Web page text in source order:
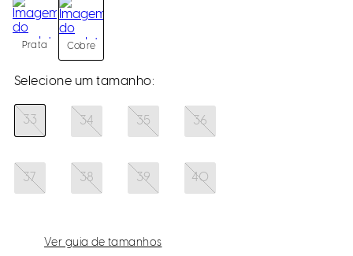
Prata Cobre
33 34 35 36
37 38 39 40
Ver guia de tamanhos